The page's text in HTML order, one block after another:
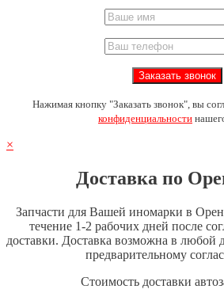
Нажимая кнопку "Заказать звонок", вы
конфиденциальности
×
Доставка по
Запчасти для Вашей иномарки в
течение 1-2 рабочих дней после
доставки. Доставка возможна в любой
предварительному
Стоимость доставки